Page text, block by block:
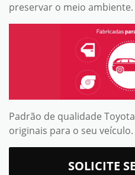
preservar o meio ambiente.
Padrão de qualidade
originais para o seu veículo.
SOLICITE